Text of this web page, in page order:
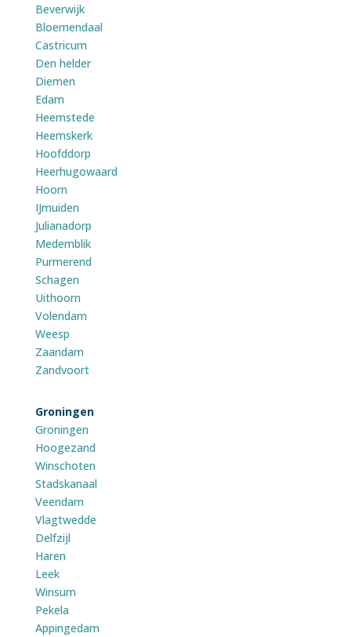
Beverwijk
Bloemendaal
Castricum
Den helder
Diemen
Edam
Heemstede
Heemskerk
Hoofddorp
Heerhugowaard
Hoorn
IJmuiden
Julianadorp
Medemblik
Purmerend
Schagen
Uithoorn
Volendam
Weesp
Zaandam
Zandvoort
Groningen
Groningen
Hoogezand
Winschoten
Stadskanaal
Veendam
Vlagtwedde
Delfzijl
Haren
Leek
Winsum
Pekela
Appingedam